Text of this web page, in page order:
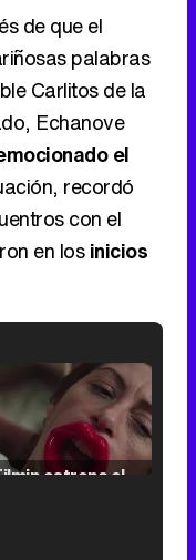
de que el
palabras
Carlitos de la
Echanove
el
recordó
con el
en losinicios
Remaining
2:24
Picture-